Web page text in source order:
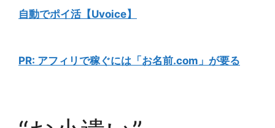
自動でポイ活【Uvoice】
PR: アフィリで稼ぐには「お名前.com」が要る